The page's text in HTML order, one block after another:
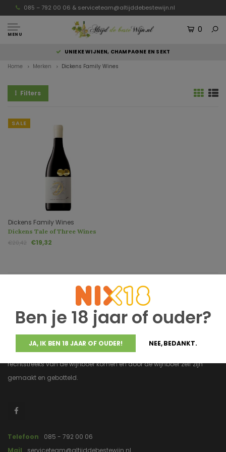
085 – 792 00 06 & serviceteam@altijddebestewijn.nl
MENU
0
UNIEKE WIJNEN, CHAMPAGNE EN SEKT
Ben je 18 jaar of ouder?
JA, IK BEN 18 JAAR OF OUDER! NEE, BEDANKT.
Home Merken Dickens Family Wines
Filters
SALE
Dickens Family Wines
Dickens Tale of Three Wines
€20,42 €19,32
Altijddebestewijn.nl heeft uitsluitend wijnen van topkwaliteit die
rechtstreeks van de wijnboer komen en door de wijnboer zelf zijn
gemaakt en gebotteld.
Telefoon
085 - 792 00 06
Mail
serviceteam@altijddebestewijn.nl